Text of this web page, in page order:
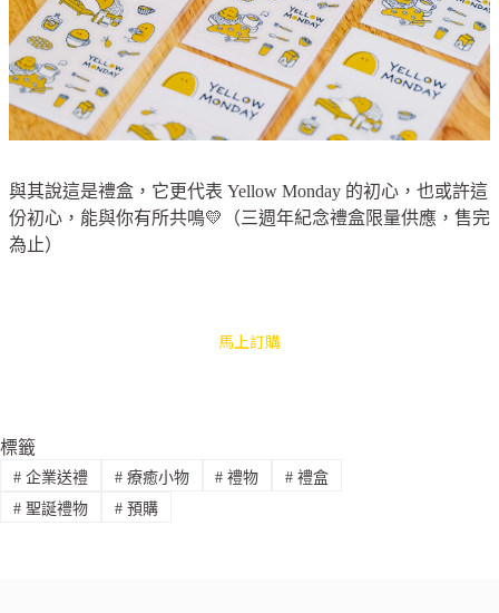
與其說這是禮盒，它更代表 Yellow Monday 的初心，也或許這
份初心，能與你有所共鳴💛（三週年紀念禮盒限量供應，售完
為止）
馬上訂購
標籤
#企業送禮 #療癒小物 # 禮物 # 禮盒
#聖誕禮物 #預購